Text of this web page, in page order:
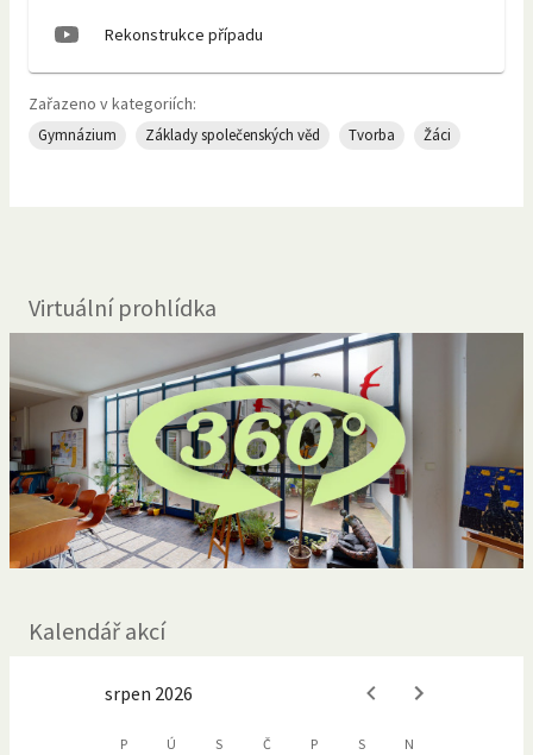
Rekonstrukce případu
Zařazeno v kategoriích:
Gymnázium Základy společenských věd Tvorba Žáci
Virtuální prohlídka
Kalendář akcí
srpen 2026
P Ú S Č P S N